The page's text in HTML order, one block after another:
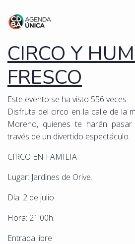
CIRCO Y
FRESCO
Este evento se ha visto 556 veces.
Disfruta del circo en la calle de la
Moreno, quienes te harán
través de un divertido espectáculo.
CIRCO EN FAMILIA
Lugar: Jardines de Orive.
Día: 2 de julio
Hora: 21:00h.
Entrada libre